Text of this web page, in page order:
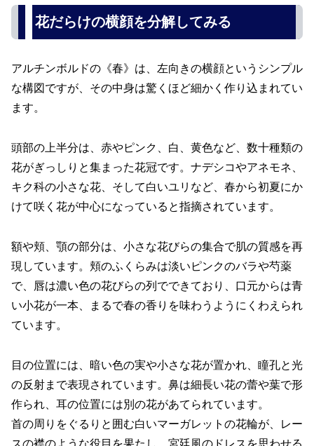
花だらけの横顔を分解してみる
アルチンボルドの《春》は、左向きの横顔というシンプル
な構図ですが、その中身は驚くほど細かく作り込まれてい
ます。
頭部の上半分は、赤やピンク、白、黄色など、数十種類の
花がぎっしりと集まった花冠です。ナデシコやアネモネ、
キク科の小さな花、そして白いユリなど、春から初夏にか
けて咲く花が中心になっていると指摘されています。
額や頬、顎の部分は、小さな花びらの集合で肌の質感を再
現しています。頬のふくらみは淡いピンクのバラや芍薬
で、唇は濃い色の花びらの列でできており、口元からは青
い小花が一本、まるで春の香りを味わうようにくわえられ
ています。
目の位置には、暗い色の実や小さな花が置かれ、瞳孔と光
の反射まで表現されています。鼻は細長い花の蕾や葉で形
作られ、耳の位置には別の花があてられています。
首の周りをぐるりと囲む白いマーガレットの花輪が、レー
スの襟のような役目を果たし、宮廷風のドレスを思わせる